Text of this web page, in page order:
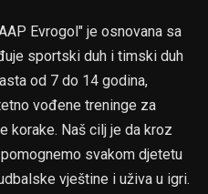
Evrogol" je osnovana sa
sportski duh i timski duh
od 7 do 14 godina,
vođene treninge za
korake. Naš cilj je da kroz
svakom djetetu
vještine i uživa u igri.